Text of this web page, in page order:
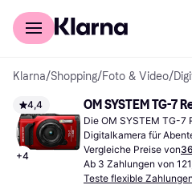
Für Shopper
Klarna/Shopping/Foto & Video/
4,4
+4
OM SYSTEM TG-7
Die OM SYSTEM TG-7
Digitalkamera für
Meter und widersteht
Vergleiche Preise von
Ab 3 Zahlungen von
Teste flexible